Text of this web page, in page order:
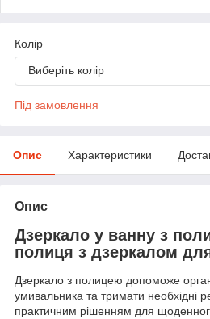
Колір
Виберіть колір
Під замовлення
Опис Характеристики
Опис
Дзеркало у ванну з
полиця з дзеркалом
Дзеркало з полицею допоможе
умивальника та тримати необхідні
практичним рішенням для